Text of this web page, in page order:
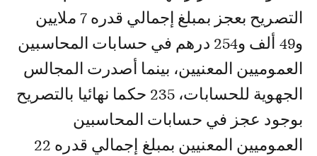
التصريح بعجز بمبلغ إجمالي قدره 7 ملايين
و49 ألف و254 درهم في حسابات المحاسبين
العموميين المعنيين، بينما أصدرت المجالس
الجهوية للحسابات، 235 حكما نهائيا بالتصريح
بوجود عجز في حسابات المحاسبين
العموميين المعنيين بمبلغ إجمالي قدره 22